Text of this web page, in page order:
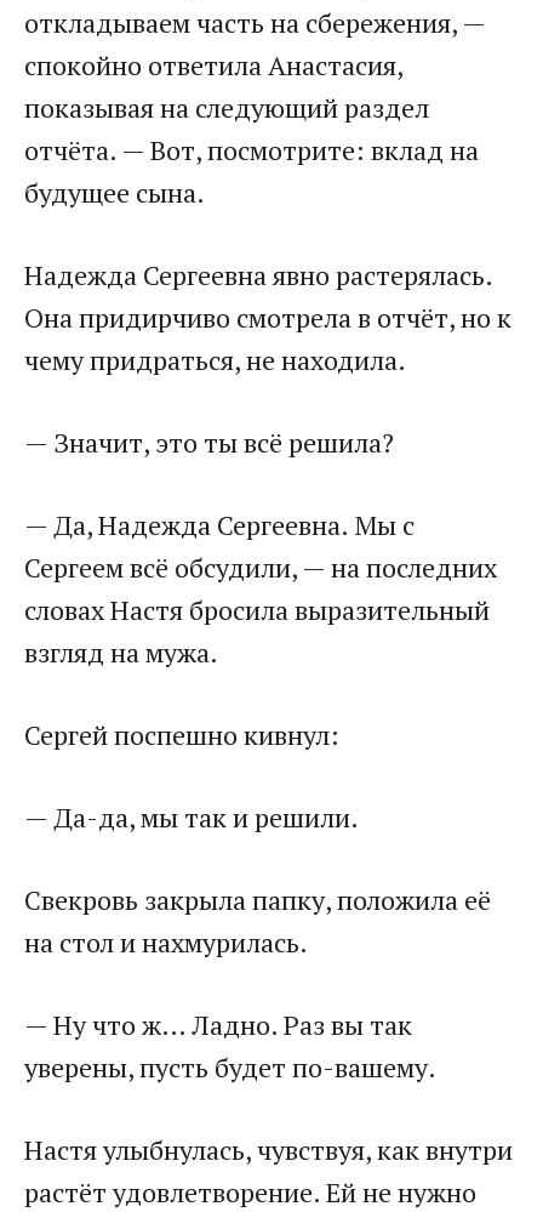
откладываем часть на сбережения, —
спокойно ответила Анастасия,
показывая на следующий раздел
отчёта. — Вот, посмотрите: вклад на
будущее сына.
Надежда Сергеевна явно растерялась.
Она придирчиво смотрела в отчёт, но к
чему придраться, не находила.
— Значит, это ты всё решила?
— Да, Надежда Сергеевна. Мы с
Сергеем всё обсудили, — на последних
словах Настя бросила выразительный
взгляд на мужа.
Сергей поспешно кивнул:
— Да-да, мы так и решили.
Свекровь закрыла папку, положила её
на стол и нахмурилась.
— Ну что ж… Ладно. Раз вы так
уверены, пусть будет по-вашему.
Настя улыбнулась, чувствуя, как внутри
растёт удовлетворение. Ей не нужно